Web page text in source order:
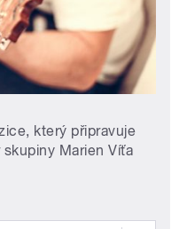
který připravuje
Marien Víťa